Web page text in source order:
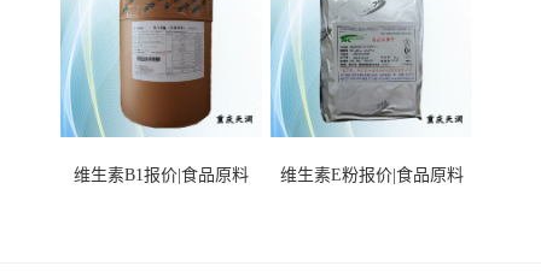
维生素B1报价|食品原料 维生素E粉报价|食品原料